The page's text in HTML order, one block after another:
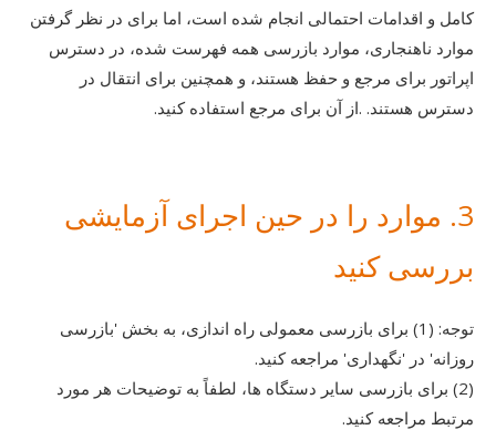
کامل و اقدامات احتمالی انجام شده است، اما برای در نظر گرفتن
موارد ناهنجاری، موارد بازرسی همه فهرست شده، در دسترس
اپراتور برای مرجع و حفظ هستند، و همچنین برای انتقال در
دسترس هستند. .از آن برای مرجع استفاده کنید.
3. موارد را در حین اجرای آزمایشی
بررسی کنید
توجه: (1) برای بازرسی معمولی راه اندازی، به بخش 'بازرسی
روزانه' در 'نگهداری' مراجعه کنید.
(2) برای بازرسی سایر دستگاه ها، لطفاً به توضیحات هر مورد
مرتبط مراجعه کنید.